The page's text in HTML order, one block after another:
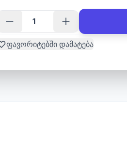
ფავორიტებში დამატება